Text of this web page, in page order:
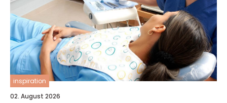
inspiration
02. August 2026